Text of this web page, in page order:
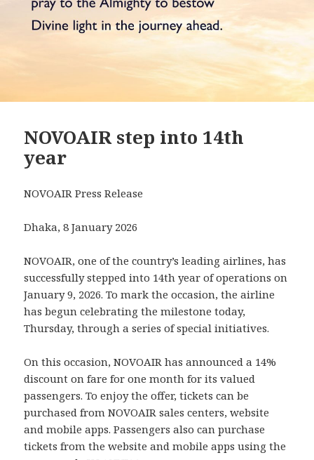
NOVOAIR step into 14th
year
NOVOAIR Press Release
Dhaka, 8 January 2026
NOVOAIR, one of the country’s leading airlines, has
successfully stepped into 14th year of operations on
January 9, 2026. To mark the occasion, the airline
has begun celebrating the milestone today,
Thursday, through a series of special initiatives.
On this occasion, NOVOAIR has announced a 14%
discount on fare for one month for its valued
passengers. To enjoy the offer, tickets can be
purchased from NOVOAIR sales centers, website
and mobile apps. Passengers also can purchase
tickets from the website and mobile apps using the